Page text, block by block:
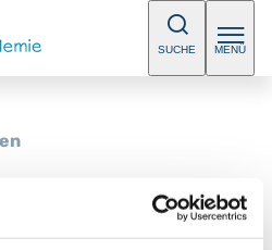
SUCHE MENÜ